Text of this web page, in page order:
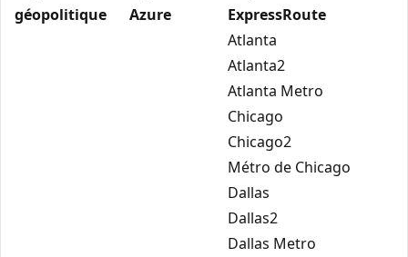
géopolitique
Azure
ExpressRoute
Atlanta
Atlanta2
Atlanta Metro
Chicago
Chicago2
Métro de Chicago
Dallas
Dallas2
Dallas Metro